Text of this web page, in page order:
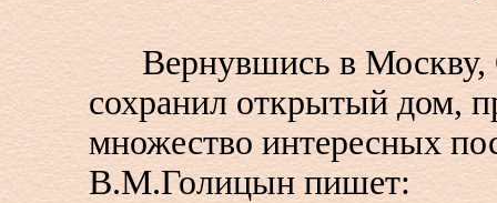
Вернувшись в Москву,
сохранил открытый дом,
множество интересных
В.М.Голицын пишет: